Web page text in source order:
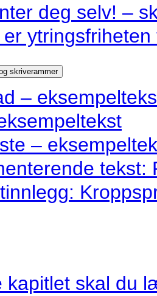
deg selv! –
er
skriverammer
–
–
tekst:
kapitlet skal du